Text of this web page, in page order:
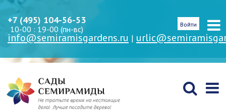
+7 (495) 104-56-53
10-00 : 19-00 (пн-вс)
info@semiramisgardens.ru |
Войти